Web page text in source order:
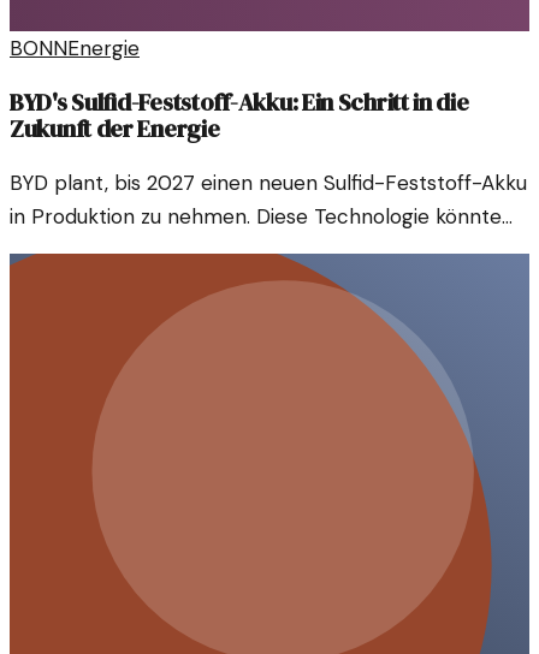
BONNEnergie
BYD's Sulfid-Feststoff-Akku: Ein Schritt in die
Zukunft der Energie
BYD plant, bis 2027 einen neuen Sulfid-Feststoff-Akku
in Produktion zu nehmen. Diese Technologie könnte
die Energiespeicherung revolutionieren und die E-
Mobilität vorantreiben.